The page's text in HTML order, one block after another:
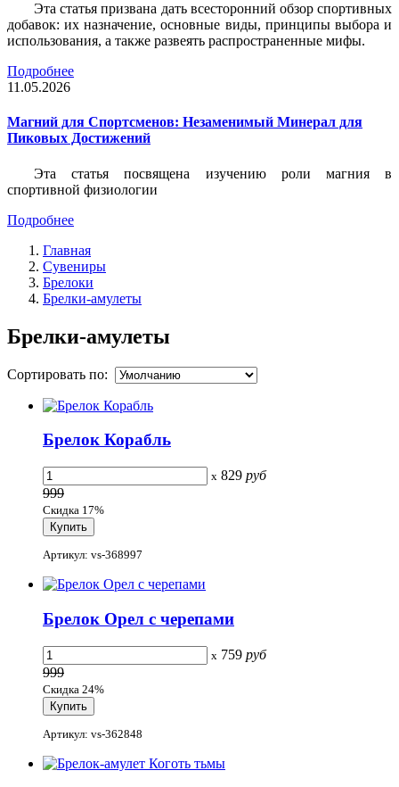
Эта статья призвана дать всесторонний обзор спортивных
добавок: их назначение, основные виды, принципы выбора и
использования, а также развеять распространенные мифы.
Подробнее
11.05.2026
Магний для Спортсменов: Незаменимый Минерал для
Пиковых Достижений
Эта статья посвящена изучению роли магния в
спортивной физиологии
Подробнее
Главная
Сувениры
Брелоки
Брелки-амулеты
Брелки-амулеты
Сортировать по:
Брелок Корабль
x 829 руб
999
Скидка 17%
Артикул: vs-368997
Брелок Орел с черепами
x 759 руб
999
Скидка 24%
Артикул: vs-362848